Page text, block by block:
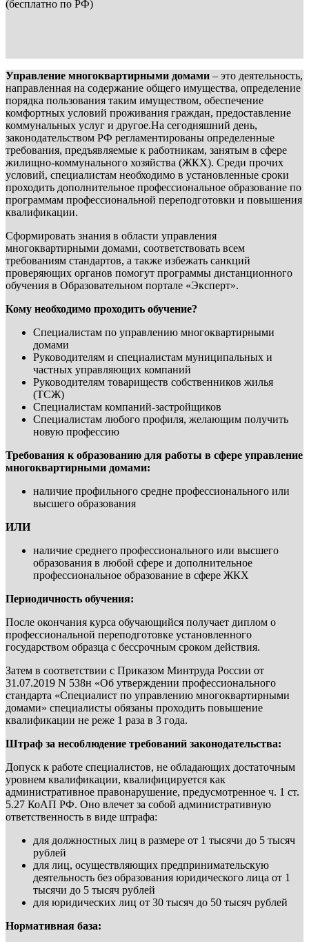
(бесплатно по РФ)
Управление многоквартирными домами – это деятельность,
направленная на содержание общего имущества, определение
порядка пользования таким имуществом, обеспечение
комфортных условий проживания граждан, предоставление
коммунальных услуг и другое.На сегодняшний день,
законодательством РФ регламентированы определенные
требования, предъявляемые к работникам, занятым в сфере
жилищно-коммунального хозяйства (ЖКХ). Среди прочих
условий, специалистам необходимо в установленные сроки
проходить дополнительное профессиональное образование по
программам профессиональной переподготовки и повышения
квалификации.
Сформировать знания в области управления
многоквартирными домами, соответствовать всем
требованиям стандартов, а также избежать санкций
проверяющих органов помогут программы дистанционного
обучения в Образовательном портале «Эксперт».
Кому необходимо проходить обучение?
Специалистам по управлению многоквартирными
домами
Руководителям и специалистам муниципальных и
частных управляющих компаний
Руководителям товариществ собственников жилья
(ТСЖ)
Специалистам компаний-застройщиков
Специалистам любого профиля, желающим получить
новую профессию
Требования к образованию для работы в сфере управление
многоквартирными домами:
наличие профильного средне профессионального или
высшего образования
ИЛИ
наличие среднего профессионального или высшего
образования в любой сфере и дополнительное
профессиональное образование в сфере ЖКХ
Периодичность обучения:
После окончания курса обучающийся получает диплом о
профессиональной переподготовке установленного
государством образца с бессрочным сроком действия.
Затем в соответствии с Приказом Минтруда России от
31.07.2019 N 538н «Об утверждении профессионального
стандарта «Специалист по управлению многоквартирными
домами» специалисты обязаны проходить повышение
квалификации не реже 1 раза в 3 года.
Штраф за несоблюдение требований законодательства:
Допуск к работе специалистов, не обладающих достаточным
уровнем квалификации, квалифицируется как
административное правонарушение, предусмотренное ч. 1 ст.
5.27 КоАП РФ. Оно влечет за собой административную
ответственность в виде штрафа:
для должностных лиц в размере от 1 тысячи до 5 тысяч
рублей
для лиц, осуществляющих предпринимательскую
деятельность без образования юридического лица от 1
тысячи до 5 тысяч рублей
для юридических лиц от 30 тысяч до 50 тысяч рублей
Нормативная база: